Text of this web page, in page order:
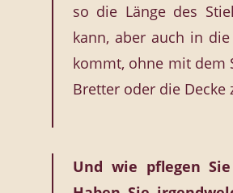
so die Länge des
kann, aber auch in
kommt, ohne mit dem
Bretter oder die Decke
Und wie pflegen